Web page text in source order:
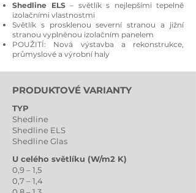
Shedline ELS– světlík s nejlepšími tepelně
izolačními vlastnostmi
Světlík s prosklenou severní stranou a jižní
stranou vyplněnou izolačním panelem
POUŽITÍ: Nová výstavba a rekonstrukce,
průmyslové a výrobní haly
PRODUKTOVÉ VARIANTY
TYP
Shedline
Shedline ELS
Shedline Glas
U celého světlíku (W/m2 K)
0,9 – 1,5
0,7 – 1,4